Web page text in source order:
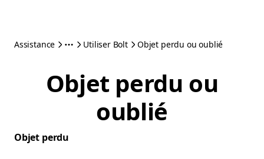
Assistance Utiliser Bolt Objet perdu ou oublié
Objet perdu ou
oublié
Objet perdu